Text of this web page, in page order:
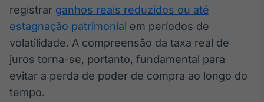
displays e telas
Broadcast
Curadoria
Curadoria de
registrar ganhos reais reduzidos ou até
estagnação patrimonial em períodos de
volatilidade. A compreensão da taxa real de
juros torna-se, portanto, fundamental para
evitar a perda de poder de compra ao longo do
tempo.